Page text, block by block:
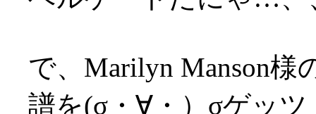
で、Marilyn Manson
譜を(σ・∀・）σゲッツ